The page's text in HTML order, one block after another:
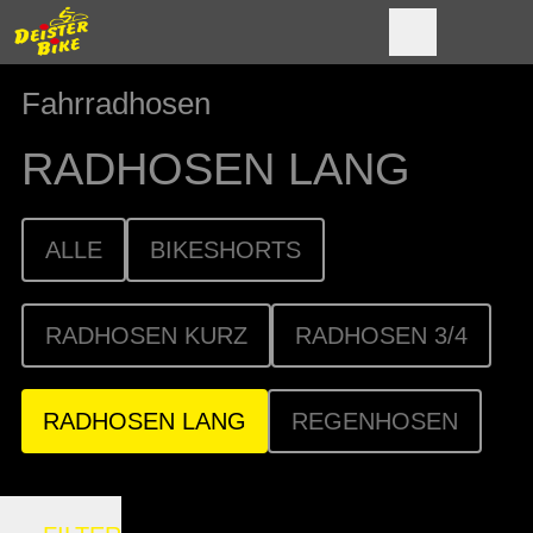
Fahrradhosen
RADHOSEN LANG
ALLE BIKESHORTS
RADHOSEN KURZ RADHOSEN 3/4
RADHOSEN LANG REGENHOSEN